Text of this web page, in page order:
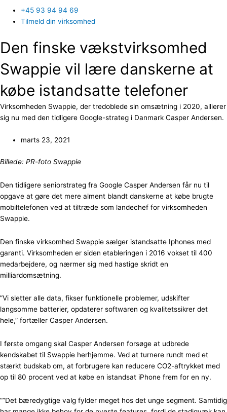
+45 93 94 94 69
Tilmeld din virksomhed
Den finske vækstvirksomhed
Swappie vil lære danskerne at
købe istandsatte telefoner
Virksomheden Swappie, der tredoblede sin omsætning i 2020, allierer
sig nu med den tidligere Google-strateg i Danmark Casper Andersen.
marts 23, 2021
Billede: PR-foto Swappie
Den tidligere seniorstrateg fra Google Casper Andersen får nu til
opgave at gøre det mere alment blandt danskerne at købe brugte
mobiltelefonen ved at tiltræde som landechef for virksomheden
Swappie.
Den finske virksomhed Swappie sælger istandsatte Iphones med
garanti. Virksomheden er siden etableringen i 2016 vokset til 400
medarbejdere, og nærmer sig med hastige skridt en
milliardomsætning.
”Vi sletter alle data, fikser funktionelle problemer, udskifter
langsomme batterier, opdaterer softwaren og kvalitetssikrer det
hele,” fortæller Casper Andersen.
I første omgang skal Casper Andersen forsøge at udbrede
kendskabet til Swappie herhjemme. Ved at turnere rundt med et
stærkt budskab om, at forbrugere kan reducere CO2-aftrykket med
op til 80 procent ved at købe en istandsat iPhone frem for en ny.
””Det bæredygtige valg fylder meget hos det unge segment. Samtidig